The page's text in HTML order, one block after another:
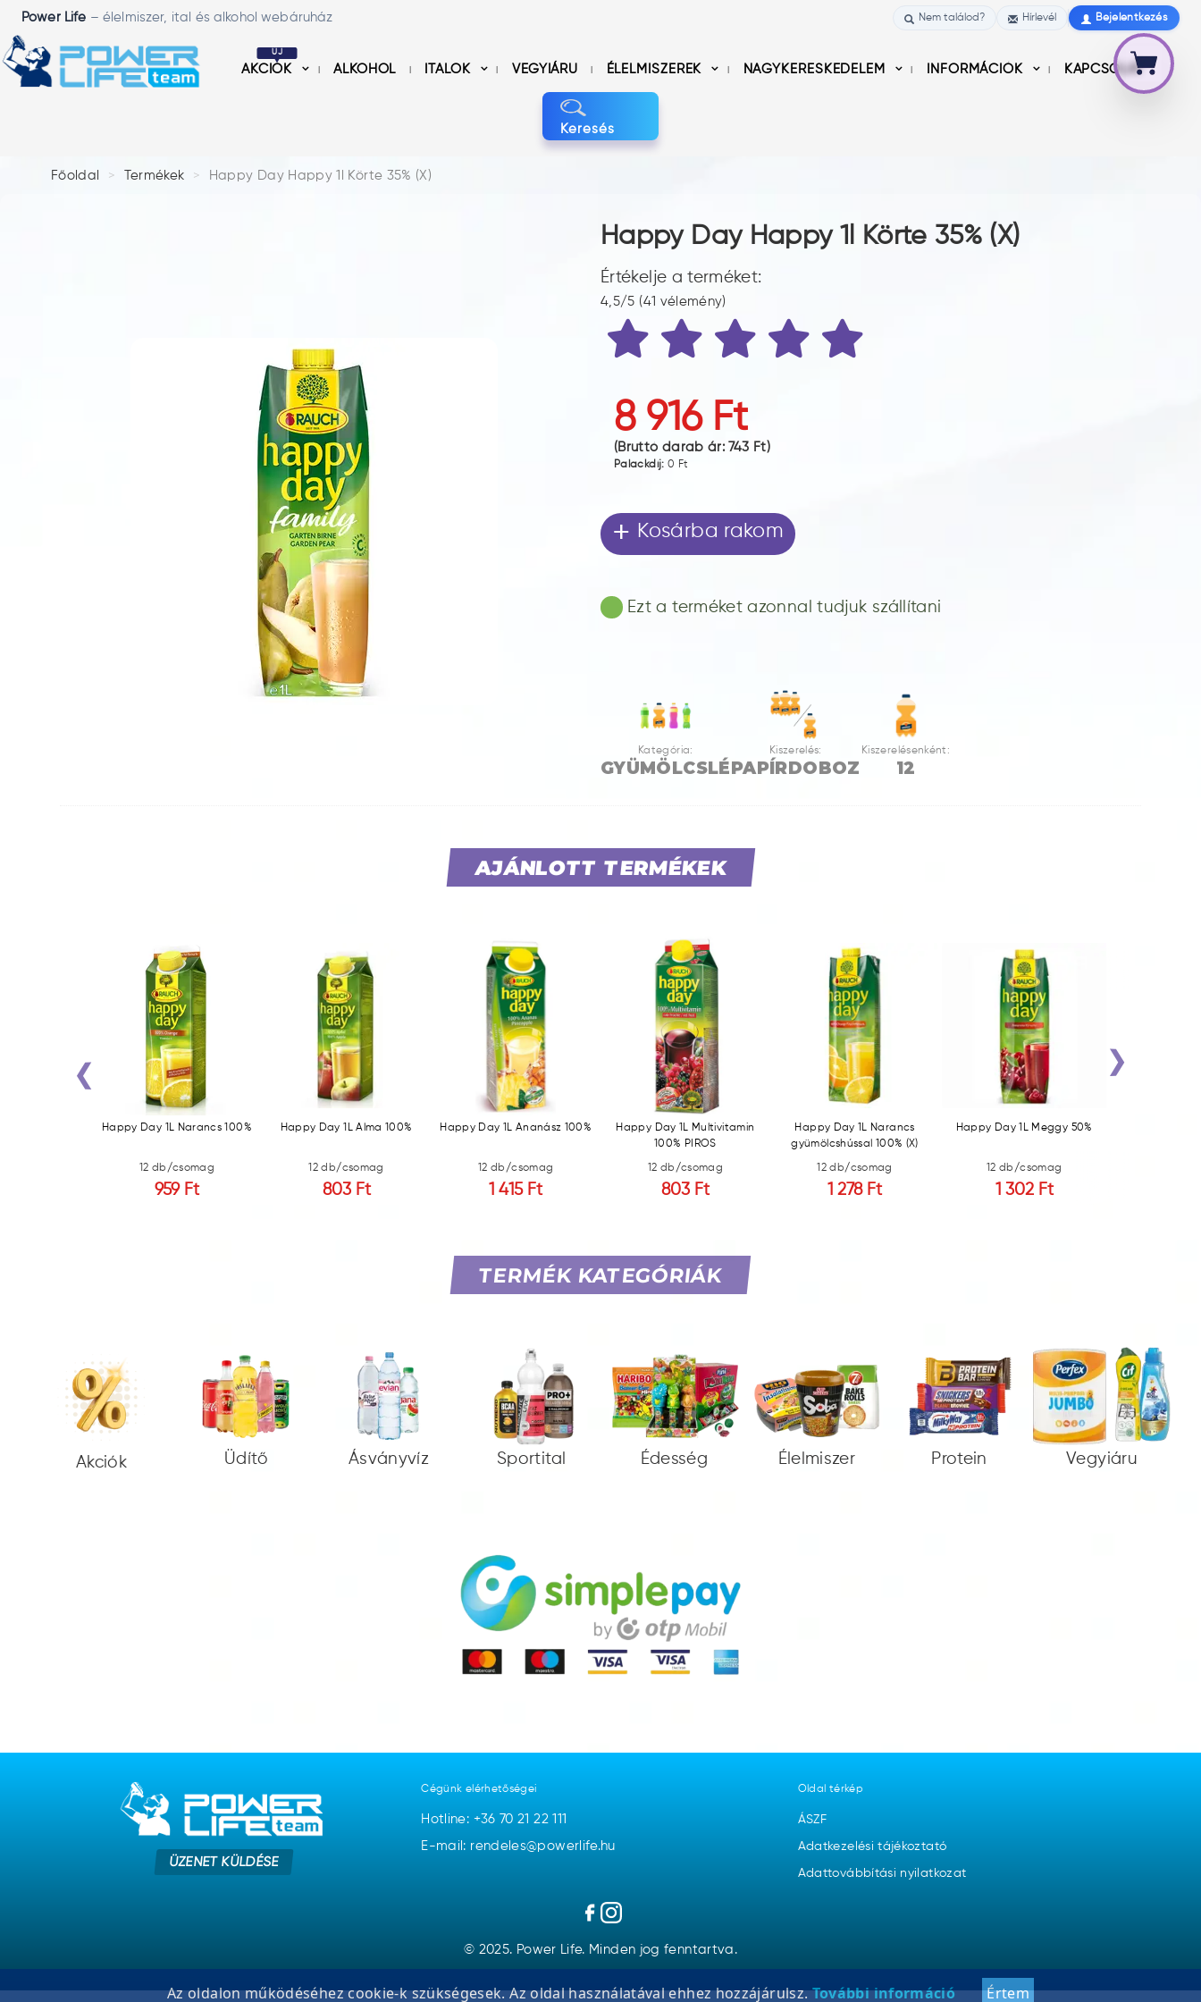
Power Life – élelmiszer, ital és alkohol webáruház Nem találod? Hírlevél Bejelentkezés
ÚJ
AKCIÓK ALKOHOL ITALOK VEGYIÁRU ÉLELMISZEREK NAGYKERESKEDELEM INFORMÁCIÓK KAPCSOLAT
Keresés
Főoldal Termékek Happy Day Happy 1l Körte 35% (X)
Happy Day Happy 1l Körte 35% (X)
Értékelje a terméket:
4,5/5 (41 vélemény)
8 916 Ft
(Bruttó darab ár: 743 Ft)
Palackdíj: 0 Ft
+ Kosárba rakom
Ezt a terméket azonnal tudjuk szállítani
Kategória:
GYÜMÖLCSLÉ
Kiszerelés:
PAPÍRDOBOZ
Kiszerelésenként:
12
AJÁNLOTT TERMÉKEK
Happy Day 1L Narancs 100%
12 db/csomag
959 Ft
Happy Day 1L Alma 100%
12 db/csomag
803 Ft
Happy Day 1L Ananász 100%
12 db/csomag
1 415 Ft
Happy Day 1L Multivitamin
100% PIROS
12 db/csomag
803 Ft
Happy Day 1L Narancs
gyümölcshússal 100% (X)
12 db/csomag
1 278 Ft
Happy Day 1L Meggy 50%
12 db/csomag
1 302 Ft
‹ ›
TERMÉK KATEGÓRIÁK
Akciók Üdítő Ásványvíz Sportital Édesség Élelmiszer Protein Vegyiáru
ÜZENET KÜLDÉSE
Cégünk elérhetőségei
Hotline: +36 70 21 22 111
E-mail: rendeles@powerlife.hu
Oldal térkép
ÁSZF
Adatkezelési tájékoztató
Adattovábbítási nyilatkozat
© 2025. Power Life. Minden jog fenntartva.
Az oldalon működéséhez cookie-k szükségesek. Az oldal használatával ehhez hozzájárulsz.További információ Értem